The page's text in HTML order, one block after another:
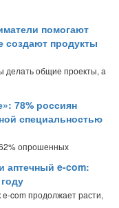
помогают
создают продукты
делать общие проекты, а
78% россиян
специальностью
опрошенных
аптечный e-com:
com продолжает расти,